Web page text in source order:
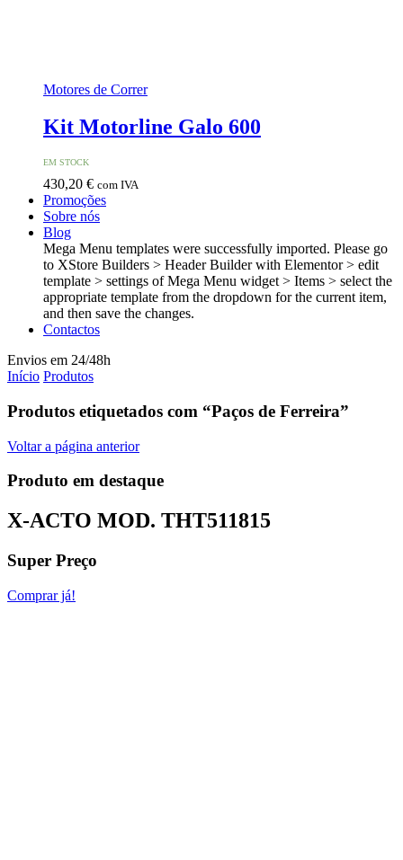
Motores de Correr
Kit Motorline Galo 600
EM STOCK
430,20 € com IVA
Promoções
Sobre nós
Blog
Mega Menu templates were successfully imported. Please go
to XStore Builders > Header Builder with Elementor > edit
template > settings of Mega Menu widget > Items > select the
appropriate template from the dropdown for the current item,
and then save the changes.
Contactos
Envios em 24/48h
Início Produtos
Produtos etiquetados com “Paços de Ferreira”
Voltar a página anterior
Produto em destaque
X-ACTO MOD. THT511815
Super Preço
Comprar já!